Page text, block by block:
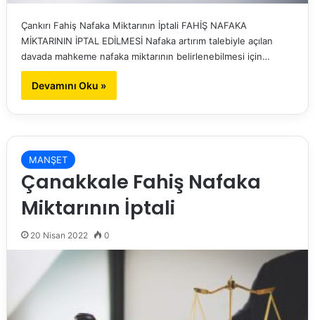
Çankırı Fahiş Nafaka Miktarının İptali FAHİŞ NAFAKA
MİKTARININ İPTAL EDİLMESİ Nafaka artırım talebiyle açılan
davada mahkeme nafaka miktarının belirlenebilmesi için…
Devamını Oku »
MANŞET
Çanakkale Fahiş Nafaka
Miktarının İptali
20 Nisan 2022 0